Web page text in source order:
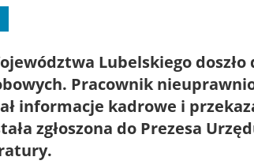
Lubelskiego doszło
Pracownik
informacje kadrowe i
zgłoszona do Prezesa